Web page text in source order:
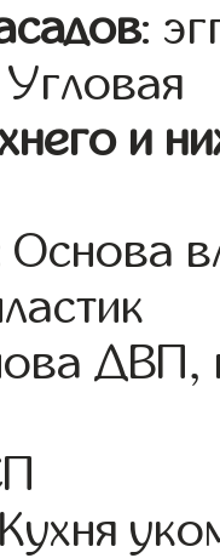
:
Угловая
и
Основа
ДВП,